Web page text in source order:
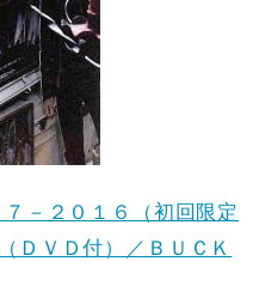
－２０１６（初回限定
ＤＶＤ付）／ＢＵＣＫ